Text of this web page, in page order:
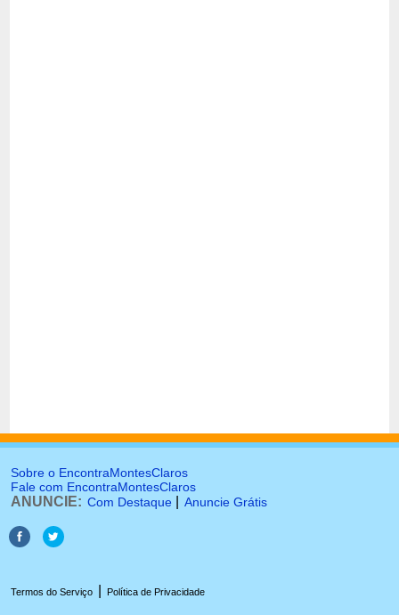
Sobre o EncontraMontesClaros
Fale com EncontraMontesClaros
ANUNCIE: Com Destaque Anuncie Grátis
Termos do Serviço Política de Privacidade